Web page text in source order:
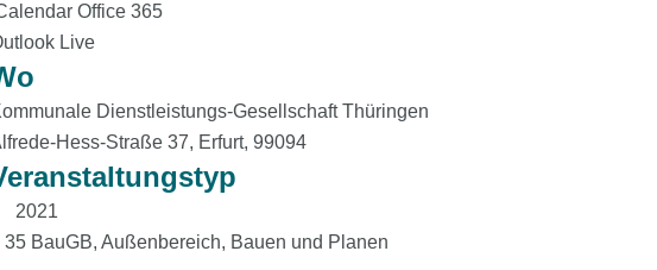
Office 365
Live
Dienstleistungs-Gesellschaft Thüringen
Hess-Straße 37, Erfurt, 99094
2021
35 BauGB, Außenbereich, Bauen und Planen